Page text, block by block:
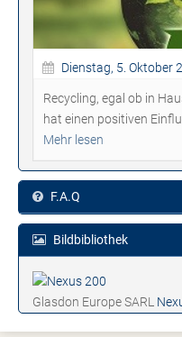
Dienstag, 5. Oktober
Recycling, egal ob in
hat einen positiven
Mehr lesen
F.A.Q
Bildbibliothek
Glasdon Europe SARL